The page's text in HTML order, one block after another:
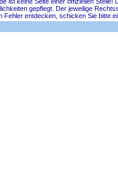
gepflegt. Der jeweilige
Fehler entdecken, schicken Sie bitte